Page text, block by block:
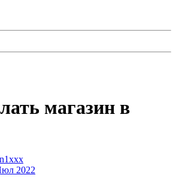
магазин в
2022